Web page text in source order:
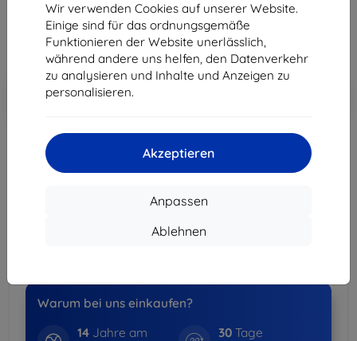
Wir verwenden Cookies auf unserer Website.
Einige sind für das ordnungsgemäße
Funktionieren der Website unerlässlich,
während andere uns helfen, den Datenverkehr
zu analysieren und Inhalte und Anzeigen zu
personalisieren.
Akzeptieren
Anpassen
Ablehnen
5,31 €
ohne MWSt4,46 €
-10%
Rabatt mit Gutschein
Auf Lager 3 Stk.
In den Warenkorb
Lieferung morgen - 10. August
Warum bei uns einkaufen?
14Jahre am
30 Tage